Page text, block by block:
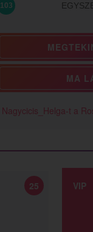
103
MA
Nagycicis_Helga-t a
25 VIP